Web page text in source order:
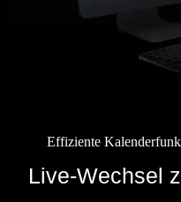
Effiziente
Live-Wechsel